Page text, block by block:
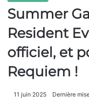
Summer
Resident
officiel, et
Requiem !
11 juin 2025 Dernière